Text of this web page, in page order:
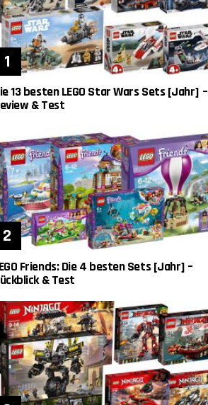
13 besten LEGO Star Wars Sets [Jahr] –
& Test
Friends: Die 4 besten Sets [Jahr] –
& Test